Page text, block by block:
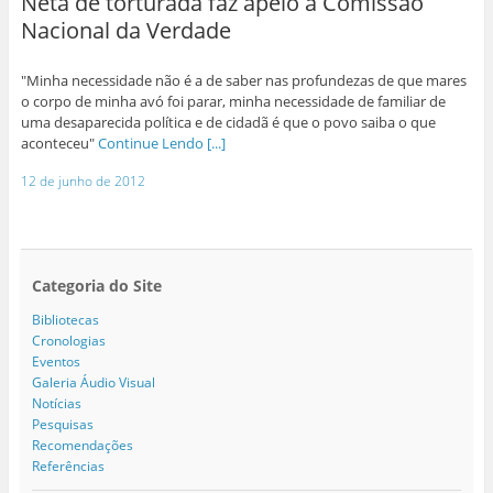
Nacional da Verdade
"Minha necessidade não é a de saber nas profundezas de que mares
o corpo de minha avó foi parar, minha necessidade de familiar de
uma desaparecida política e de cidadã é que o povo saiba o que
aconteceu"Continue Lendo [...]
12 de junho de 2012
Categoria do Site
Bibliotecas
Cronologias
Eventos
Galeria Áudio Visual
Notícias
Pesquisas
Recomendações
Referências